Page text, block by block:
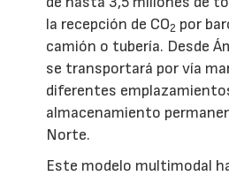
la recepción de CO2 por
camión o tubería. Desde
se transportará por vía
diferentes
almacenamiento
Norte.
Este modelo multimodal